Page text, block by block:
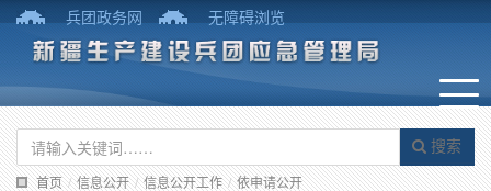
兵团政务网 无障碍浏览
搜索
首页 / 信息公开 / 信息公开工作 / 依申请公开